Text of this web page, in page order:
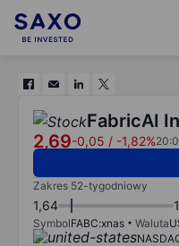
FabricAI
2,69-0,05 / -1,82%
Zakres 52-tygodniowy
1,64
SymbolFABC:xnas Waluta